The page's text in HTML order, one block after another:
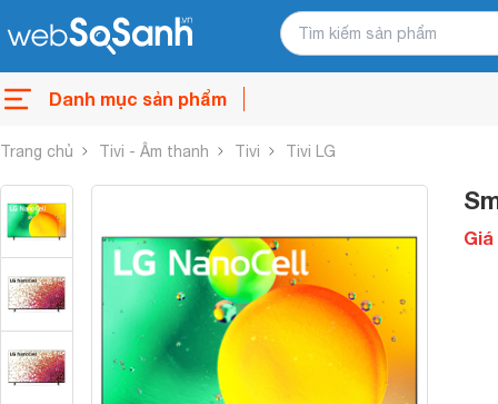
Danh mục sản phẩm
Trang chủ Tivi - Âm thanh Tivi Tivi LG
Giá